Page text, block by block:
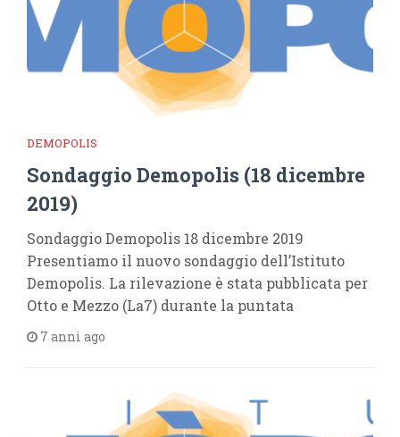
DEMOPOLIS
Sondaggio Demopolis (18 dicembre
2019)
Sondaggio Demopolis 18 dicembre 2019
Presentiamo il nuovo sondaggio dell’Istituto
Demopolis. La rilevazione è stata pubblicata per
Otto e Mezzo (La7) durante la puntata
7 anni ago